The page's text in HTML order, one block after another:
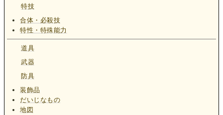
特技
合体・必殺技
特性・特殊能力
道具
武器
防具
装飾品
だいじなもの
地図